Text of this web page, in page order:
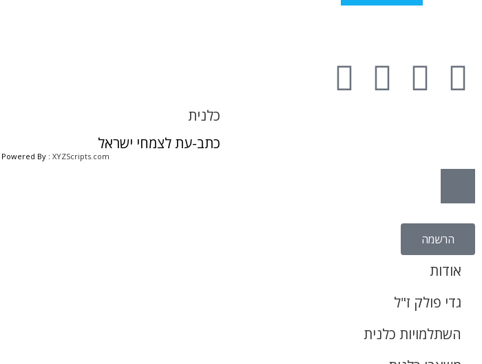
כלנית
כתב-עת לצמחי ישראל
Powered By : XYZScripts.com
הרשמה
אודות
גדי פולק ז"ל
השתלמויות כלנית